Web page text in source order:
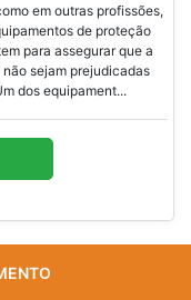
em outras profissões,
de proteção
para assegurar que a
sejam prejudicadas
dos equipament...